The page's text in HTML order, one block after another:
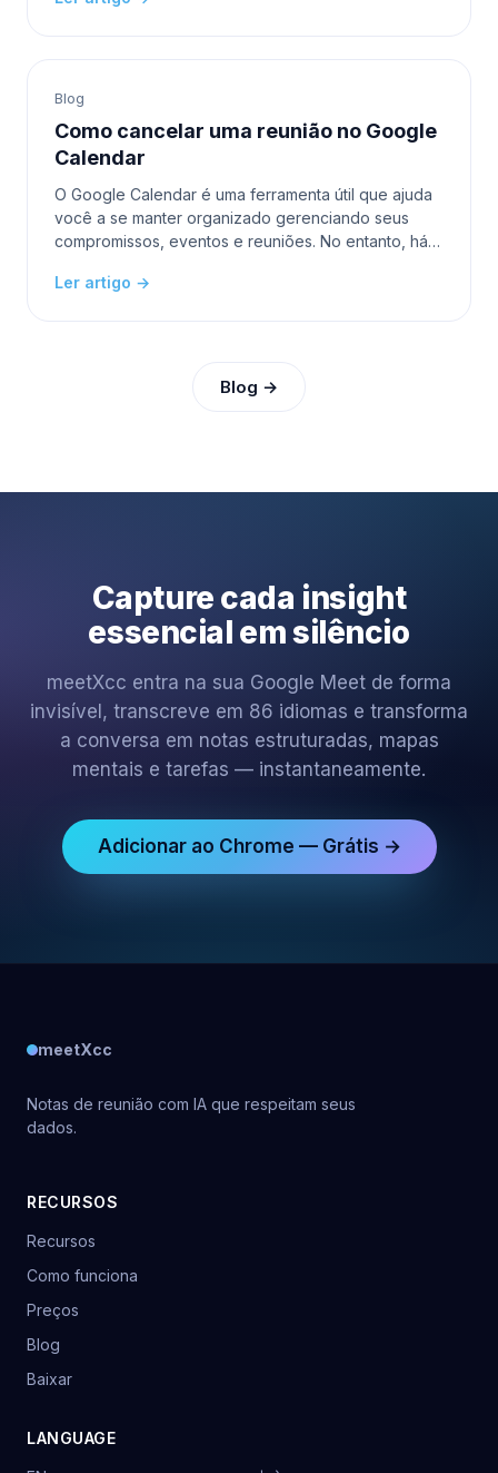
Blog
Como cancelar uma reunião no Google
Calendar
O Google Calendar é uma ferramenta útil que ajuda
você a se manter organizado gerenciando seus
compromissos, eventos e reuniões. No entanto, há
reunião devido
Ler artigo →
Blog →
Capture cada insight
essencial em silêncio
meetXcc entra na sua Google Meet de forma
invisível, transcreve em 86 idiomas e transforma
a conversa em notas estruturadas, mapas
mentais e tarefas — instantaneamente.
Adicionar ao Chrome — Grátis →
meetXcc
Notas de reunião com IA que respeitam seus
dados.
RECURSOS
Recursos
Como funciona
Preços
Blog
Baixar
LANGUAGE